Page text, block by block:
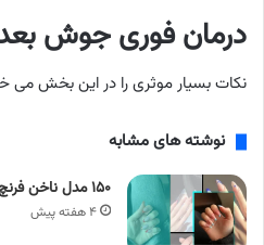
درمان فوری جوش
نکات بسیار موثری را در این بخش می
نوشته های مشابه
۱۵۰ مدل ناخن فرنچ کوتاه، بلند، رنگی و مشکی
۴ هفته پیش